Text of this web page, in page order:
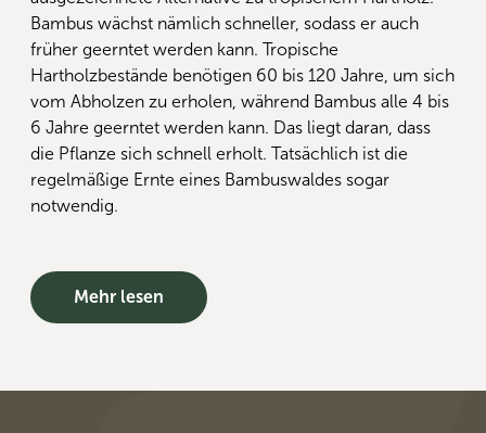
Bambus wächst nämlich schneller, sodass er auch
früher geerntet werden kann. Tropische
Hartholzbestände benötigen 60 bis 120 Jahre, um sich
vom Abholzen zu erholen, während Bambus alle 4 bis
6 Jahre geerntet werden kann. Das liegt daran, dass
die Pflanze sich schnell erholt. Tatsächlich ist die
regelmäßige Ernte eines Bambuswaldes sogar
notwendig.
Mehr lesen